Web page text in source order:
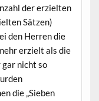
der erzielten
Sätzen)
den Herren die
erzielt als die
gar nicht so
die „Sieben